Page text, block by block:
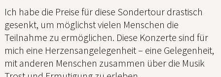
Ich habe die Preise für diese Sondertour drastisch
gesenkt, um möglichst vielen Menschen die
Teilnahme zu ermöglichen. Diese Konzerte sind für
mich eine Herzensangelegenheit – eine Gelegenheit,
mit anderen Menschen zusammen über die Musik